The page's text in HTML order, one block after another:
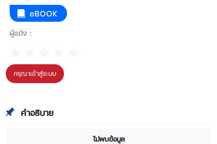
ผู้แต่ง :
กรุณาเข้าสู่ระบบ
คำอธิบาย
ไม่พบข้อมูล